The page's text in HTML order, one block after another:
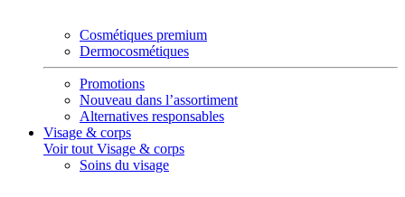
Cosmétiques premium
Dermocosmétiques
Promotions
Nouveau dans l’assortiment
Alternatives responsables
Visage & corps
Voir tout Visage & corps
Soins du visage